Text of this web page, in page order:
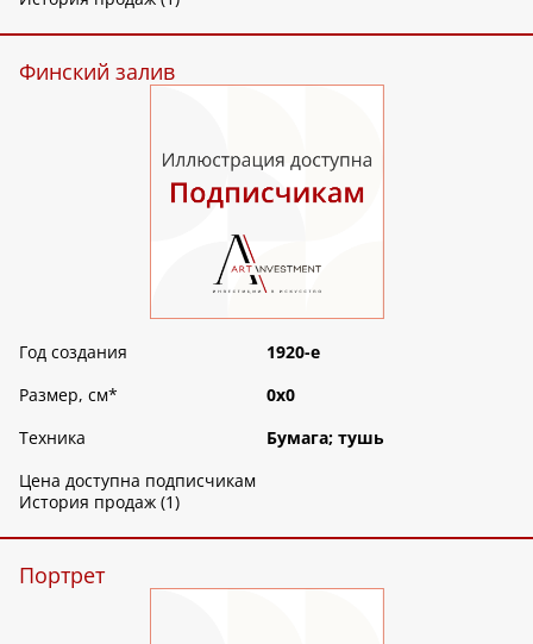
Финский залив
Год создания
1920-е
Размер, см*
0х0
Техника
Бумага; тушь
Цена доступна подписчикам
История продаж (1)
Портрет